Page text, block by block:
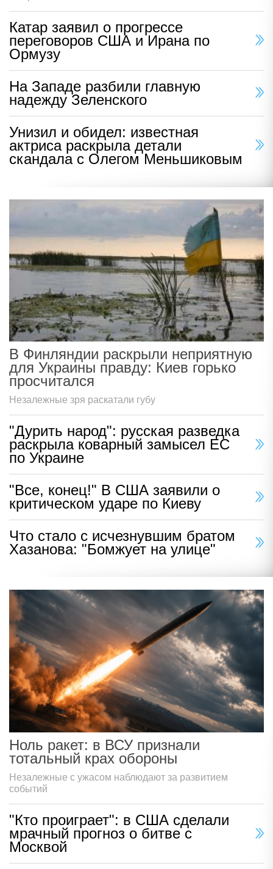
Катар заявил о прогрессе
переговоров США и Ирана по
Ормузу
На Западе разбили главную
надежду Зеленского
Унизил и обидел: известная
актриса раскрыла детали
скандала с Олегом Меньшиковым
В Финляндии раскрыли неприятную
для Украины правду: Киев горько
просчитался
Незалежные зря раскатали губу
"Дурить народ": русская разведка
раскрыла коварный замысел ЕС
по Украине
"Все, конец!" В США заявили о
критическом ударе по Киеву
Что стало с исчезнувшим братом
Хазанова: "Бомжует на улице"
Ноль ракет: в ВСУ признали
тотальный крах обороны
Незалежные с ужасом наблюдают за развитием
событий
"Кто проиграет": в США сделали
мрачный прогноз о битве с
Москвой